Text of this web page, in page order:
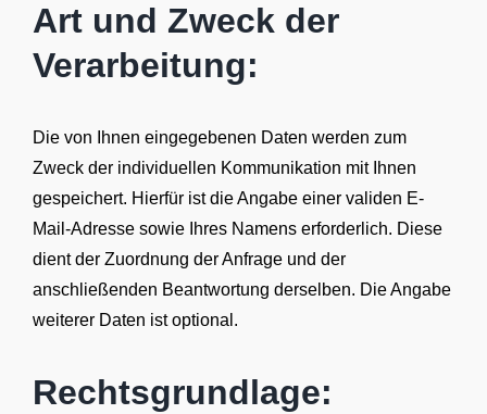
Art und Zweck der
Verarbeitung:
Die von Ihnen eingegebenen Daten werden zum
Zweck der individuellen Kommunikation mit Ihnen
gespeichert. Hierfür ist die Angabe einer validen E-
Mail-Adresse sowie Ihres Namens erforderlich. Diese
dient der Zuordnung der Anfrage und der
anschließenden Beantwortung derselben. Die Angabe
weiterer Daten ist optional.
Rechtsgrundlage: